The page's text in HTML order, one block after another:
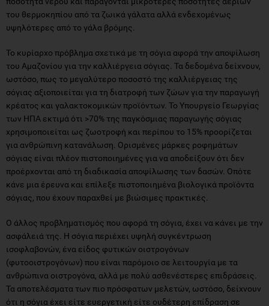
Το κυρίαρχο πρόβλημα σχετικά με τη σόγια αφορά την αποψίλωση
του Αμαζονίου για την καλλιέργεια σόγιας. Τα δεδομένα δείχνουν,
σόγιας αξιοποιείται για τη διατροφή των ζώων για την παραγωγή
κρέατος και γαλακτοκομικών προϊόντων. Το Υπουργείο Γεωργίας
των ΗΠΑ εκτιμά ότι >70% της παγκόσμιας παραγωγής σόγιας
χρησιμοποιείται ως ζωοτροφή και περίπου το 15% προορίζεται
για ανθρώπινη κατανάλωση. Ορισμένες μάρκες ροφημάτων
σόγιας είναι πλέον πιστοποιημένες για να αποδείξουν ότι δεν
προέρχονται από τη διαδικασία αποψίλωσης των δασών. Οπότε
κάνε μια έρευνα και επίλεξε πιστοποιημένα βιολογικά προϊόντα
σόγιας, που έχουν παραχθεί με βιώσιμες πρακτικές.
Ο άλλος προβληματισμός που αφορά τη σόγια, έχει να κάνει με την
ασφάλειά της. Η σόγια περιέχει υψηλή συγκέντρωση
(φυτοοιστρογόνων) που είναι παρόμοιο σε λειτουργία με τα
ανθρώπινα οιστρογόνα, αλλά με πολύ ασθενέστερες επιδράσεις.
Τα αποτελέσματα των πιο πρόσφατων μελετών, ωστόσο, δείχνουν
ότι η σόγια έχει είτε ευεργετική είτε ουδέτερη επίδραση σε
διάφορες καταστάσεις υγείας.